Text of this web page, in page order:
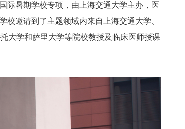
际暑期学校专项，由上海交通大学主办，医
邀请到了主题领域内来自上海交通大学、
大学和萨里大学等院校教授及临床医师授课